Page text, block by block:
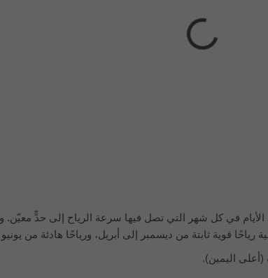
الأيام في كل شهر التي تصل فيها سرعة الرياح إلى حدٍّ معيّن.
رياحًا قوية ثابتة من ديسمبر إلى أبريل، ورياحًا هادئة من يونيو
اليمين).